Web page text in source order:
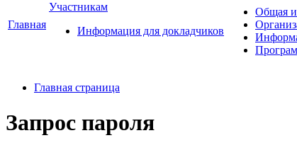
Главная
Участникам
Информация для докладчиков
Общая
Главная страница
Запрос пароля